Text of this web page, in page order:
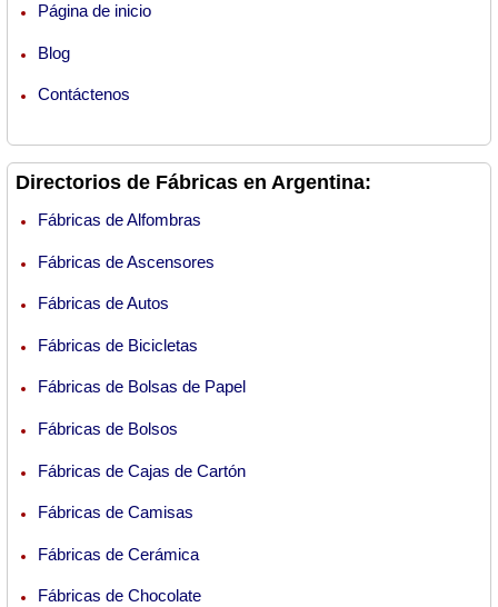
Página de inicio
Blog
Contáctenos
Directorios de Fábricas en Argentina:
Fábricas de Alfombras
Fábricas de Ascensores
Fábricas de Autos
Fábricas de Bicicletas
Fábricas de Bolsas de Papel
Fábricas de Bolsos
Fábricas de Cajas de Cartón
Fábricas de Camisas
Fábricas de Cerámica
Fábricas de Chocolate